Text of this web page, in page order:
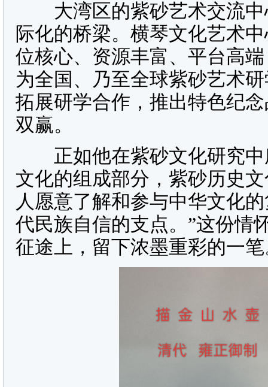
大湾区的紫砂艺术交流中
际化的桥梁。横琴文化艺术
位核心、资源丰富、平台高
为全国、乃至全球紫砂艺术
拓展研学合作，推出特色纪
双赢。
正如他在紫砂文化研究中
文化的组成部分，紫砂历史
人愿意了解和参与中华文化
代民族自信的支点。”这份情
征途上，留下浓墨重彩的一